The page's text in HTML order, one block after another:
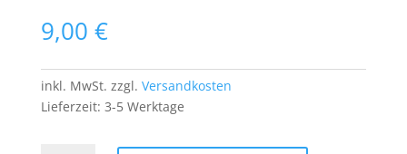
9,00 €
inkl. MwSt. zzgl. Versandkosten
Lieferzeit: 3-5 Werktage